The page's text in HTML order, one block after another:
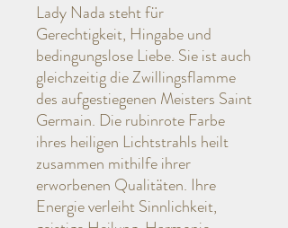
Lady Nada steht für
Gerechtigkeit, Hingabe und
bedingungslose Liebe. Sie ist auch
gleichzeitig die Zwillingsflamme
des aufgestiegenen Meisters Saint
Germain. Die rubinrote Farbe
ihres heiligen Lichtstrahls heilt
zusammen mithilfe ihrer
erworbenen Qualitäten. Ihre
Energie verleiht Sinnlichkeit,